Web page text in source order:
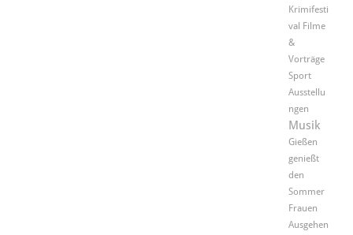
Krimifesti
val Filme
&
Vorträge
Sport
Ausstellu
ngen
Musik
Gießen
genießt
den
Sommer
Frauen
Ausgehen